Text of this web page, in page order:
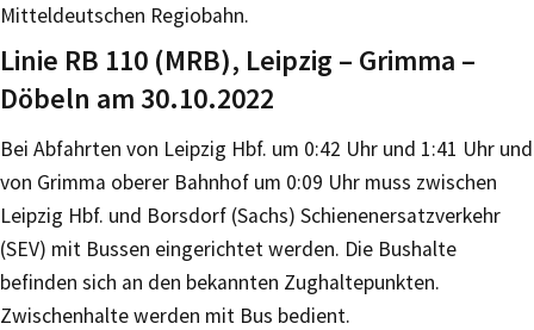
Mitteldeutschen Regiobahn.
Linie RB 110 (MRB), Leipzig – Grimma –
Döbeln am 30.10.2022
Bei Abfahrten von Leipzig Hbf. um 0:42 Uhr und 1:41 Uhr und
von Grimma oberer Bahnhof um 0:09 Uhr muss zwischen
Leipzig Hbf. und Borsdorf (Sachs) Schienenersatzverkehr
(SEV) mit Bussen eingerichtet werden. Die Bushalte
befinden sich an den bekannten Zughaltepunkten.
Zwischenhalte werden mit Bus bedient.